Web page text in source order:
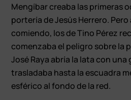
Mengíbar creaba las primeras
portería de Jesús Herrero.
comiendo, los de Tino Pérez
comenzaba el peligro sobre la
José Raya abría la lata con
trasladaba hasta la escuadra
esférico al fondo de la red.